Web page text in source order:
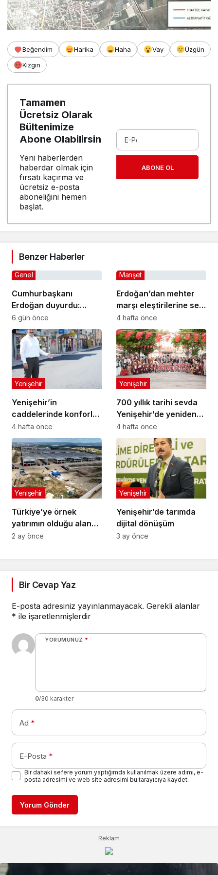
Beğendim Harika Haha Vay
Üzgün
Kızgın
Tamamen
Ücretsiz Olarak
Bültenimize
Abone Olabilirsin
Yeni haberlerden
haberdar olmak için
fırsatı kaçırma ve
ücretsiz e-posta
aboneliğini hemen
başlat.
ABONE OL
Benzer Haberler
Cumhurbaşkanı
Erdoğan duyurdu:
Kiralık sosyal konut
projesi eylülde başlıyor
Genel
6 gün önce
Erdoğan’dan mehter
marşı eleştirilerine sert
yanıt: “Artık reddimiras
yapan bir Türkiye yok”
Manşet
4 hafta önce
Yenişehir’in
caddelerinde konforlu
yolculuk
Yenişehir
4 hafta önce
700 yıllık tarihi sevda
Yenişehir’de yeniden
hayat buldu
Yenişehir
4 hafta önce
Türkiye’ye örnek
yatırımın olduğu alana
jandarma karakolu
Yenişehir
2 ay önce
Yenişehir’de tarımda
dijital dönüşüm
Yenişehir
3 ay önce
Bir Cevap Yaz
E-posta adresiniz yayınlanmayacak. Gerekli alanlar
* ile işaretlenmişlerdir
YORUMUNUZ *
0/30 karakter
Ad *
E-Posta *
Bir dahaki sefere yorum yaptığımda kullanılmak üzere adımı, e-
posta adresimi ve web site adresimi bu tarayıcıya kaydet.
Yorum Gönder
Reklam